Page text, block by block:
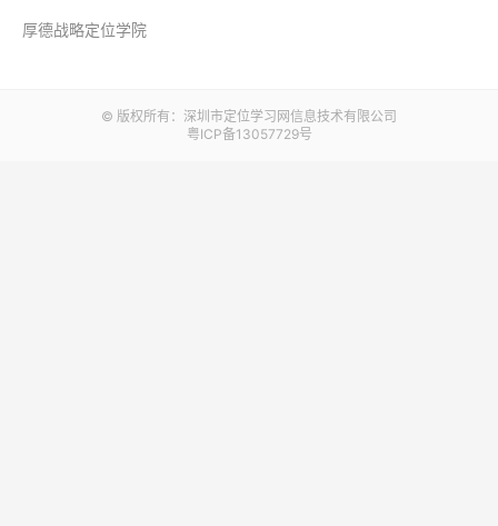
厚德战略定位学院
© 版权所有：深圳市定位学习网信息技术有限公司
粤ICP备13057729号